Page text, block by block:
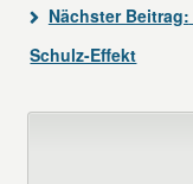
Nächster Beitrag:
Schulz-Effekt